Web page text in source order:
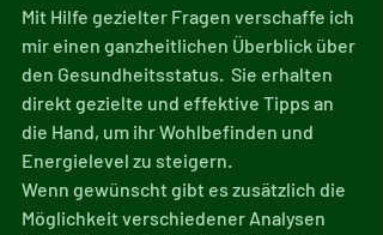
Mit Hilfe gezielter Fragen verschaffe ich
mir einen ganzheitlichen Überblick über
den Gesundheitsstatus.  Sie erhalten
direkt gezielte und effektive Tipps an
die Hand, um ihr Wohlbefinden und
Energielevel zu steigern.
Wenn gewünscht gibt es zusätzlich die
Möglichkeit verschiedener Analysen